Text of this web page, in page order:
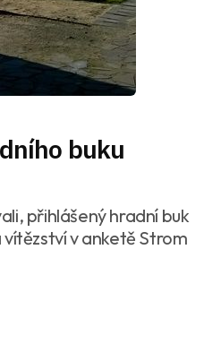
buku
přihlášený hradní buk
v anketě Strom